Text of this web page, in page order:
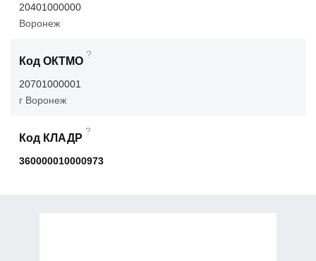
20401000000
Воронеж
Код ОКТМО
?
20701000001
г Воронеж
Код КЛАДР
?
360000010000973